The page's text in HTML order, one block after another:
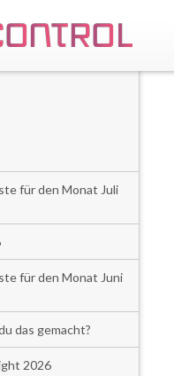
für den Monat Juli
für den Monat Juni
das gemacht?
2026